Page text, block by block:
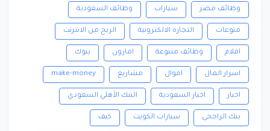
وظائف مصر سيارات وظائف السعودية
منوعات التجارة الالكترونية الربح من الانترنت
افلام وظائف متنوعة امازون بنوك
اسرار المال اموال مشاريع make-money
اخبار اخبار السعودية البنك الأهلي السعودي
بنك الراجحى سيارات الكويت كيف